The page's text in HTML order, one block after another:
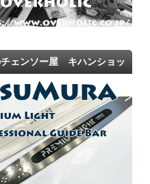
ェンソー屋 キハンショッ